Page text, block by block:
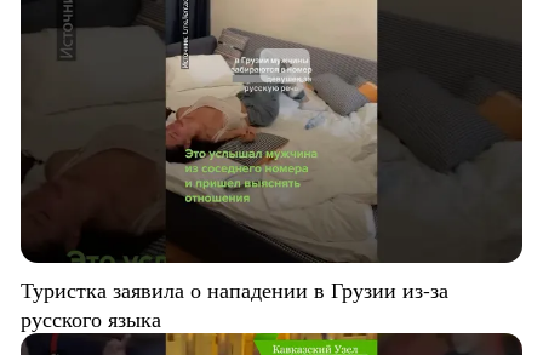
Туристка заявила о нападении в Грузии из-за
русского языка